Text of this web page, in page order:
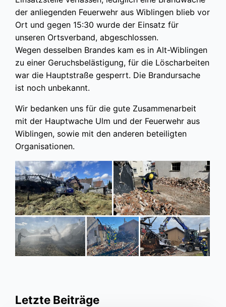
der anliegenden Feuerwehr aus Wiblingen blieb vor
Ort und gegen 15:30 wurde der Einsatz für
unseren Ortsverband, abgeschlossen.
Wegen desselben Brandes kam es in Alt-Wiblingen
zu einer Geruchsbelästigung, für die Löscharbeiten
war die Hauptstraße gesperrt. Die Brandursache
ist noch unbekannt.
Wir bedanken uns für die gute Zusammenarbeit
mit der Hauptwache Ulm und der Feuerwehr aus
Wiblingen, sowie mit den anderen beteiligten
Organisationen.
Letzte Beiträge